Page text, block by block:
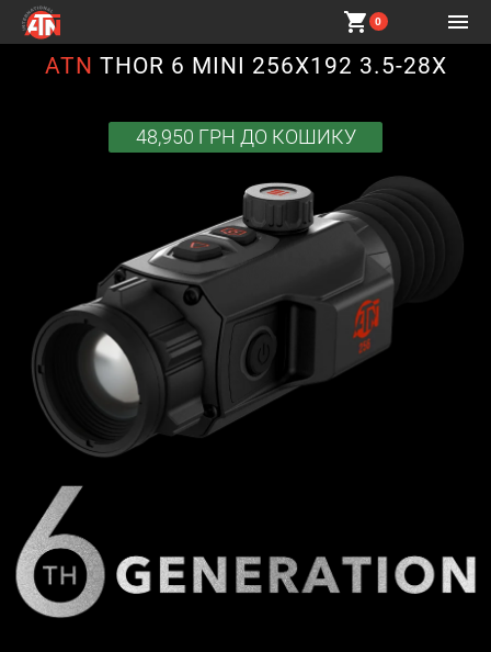
shopping_cart 0
ATN THOR 6 MINI 256X192 3.5-28X
48,950 ГРН ДО КОШИКУ